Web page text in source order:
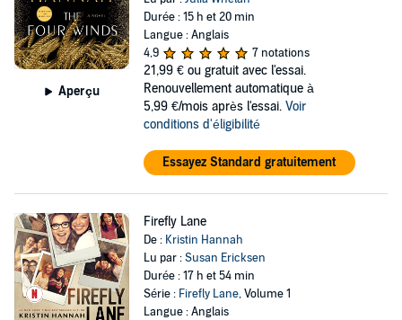
Aperçu
Durée : 15 h et 20 min
Langue : Anglais
4,9
7 notations
21,99 € ou gratuit avec l'essai.
Renouvellement automatique à
5,99 €/mois après l'essai. Voir
conditions d'éligibilité
Essayez Standard gratuitement
Firefly Lane
De : Kristin Hannah
Lu par :Susan Ericksen
Durée : 17 h et 54 min
Série : Firefly Lane, Volume 1
Langue : Anglais